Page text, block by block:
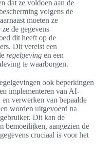
dat ze voldoen aan de
volgens de
moeten ze
de gegevens
dit heeft op de
Dit vereist een
regelgeving en een
te waarborgen.
ook beperkingen
implementeren van AI-
verwerken van bepaalde
worden uitgevoerd na
Dit kan de
bemoeilijken, aangezien de
cruciaal is voor het